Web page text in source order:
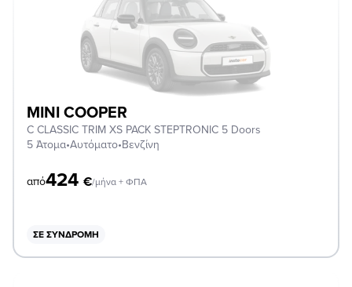
MINI COOPER
C CLASSIC TRIM XS PACK STEPTRONIC 5 Doors
5 Άτομα•Αυτόματο•Βενζίνη
από424 €/μήνα + ΦΠΑ
ΣΕ ΣΥΝΔΡΟΜΉ